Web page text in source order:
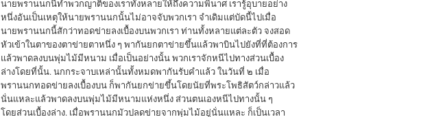
นายพรานนกนี้ทำพวกญาติของเราทั้งหลายให้ถึงความพินาศ เรารู้อุบายอย่าง
หนึ่งอันเป็นเหตุให้นายพรานนกนั้นไม่อาจจับพวกเรา จำเดิมแต่บัดนี้ไปเมื่อ
นายพรานนกนี้สักว่าทอดข่ายลงเบื้องบนพวกเรา ท่านทั้งหลายแต่ละตัว จงสอด
หัวเข้าในตาของตาข่ายตาหนึ่ง ๆ พากันยกตาข่ายขึ้นแล้วพาบินไปยังที่ที่ต้องการ
แล้วพาดลงบนพุ่มไม้มีหนาม เมื่อเป็นอย่างนั้น พวกเราจักหนีไปทางส่วนเบื้อง
ล่างโดยที่นั้น. นกกระจาบเหล่านั้นทั้งหมดพากันรับคำแล้ว ในวันที่ ๒ เมื่อ
พรานนกทอดข่ายลงเบื้องบน ก็พากันยกข่ายขึ้นโดยนัยที่พระโพธิสัตว์กล่าวแล้ว
นั่นแหละแล้วพาดลงบนพุ่มไม้มีหนามแห่งหนึ่ง ส่วนตนเองหนีไปทางนั้น ๆ
โดยส่วนเบื้องล่าง. เมื่อพรานนกมัวปลดข่ายจากพุ่มไม้อยู่นั่นแหละ ก็เป็นเวลา